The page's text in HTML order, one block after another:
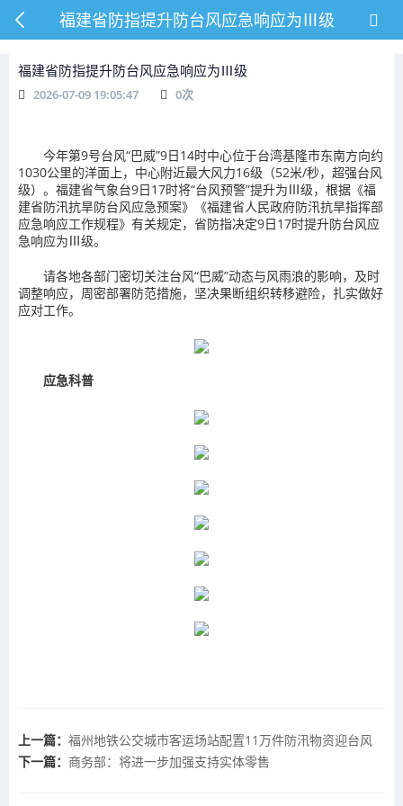
福建省防指提升防台风应急响应为Ⅲ级
福建省防指提升防台风应急响应为Ⅲ级
2026-07-09 19:05:47 0次
今年第9号台风“巴威”9日14时中心位于台湾基隆市东南方向约
1030公里的洋面上，中心附近最大风力16级（52米/秒，超强台风
级）。福建省气象台9日17时将“台风预警”提升为Ⅲ级，根据《福
建省防汛抗旱防台风应急预案》《福建省人民政府防汛抗旱指挥部
应急响应工作规程》有关规定，省防指决定9日17时提升防台风应
急响应为Ⅲ级。
请各地各部门密切关注台风“巴威”动态与风雨浪的影响，及时
调整响应，周密部署防范措施，坚决果断组织转移避险，扎实做好
应对工作。
应急科普
上一篇： 福州地铁公交城市客运场站配置11万件防汛物资迎台风
下一篇： 商务部：将进一步加强支持实体零售